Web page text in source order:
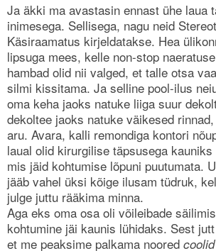
Ja äkki ma avastasin ennast ühe laua
inimesega. Sellisega, nagu neid
Käsiraamatus kirjeldatakse. Hea
lipsuga mees, kelle non-stop
hambad olid nii valged, et talle otsa
silmi kissitama. Ja selline pool-ilus
oma keha jaoks natuke liiga suur
dekoltee jaoks natuke väikesed
aru. Avara, kalli remondiga kontori
laual olid kirurgilise täpsusega
mis jäid kohtumise lõpuni puutumata.
jääb vahel üksi kõige ilusam tüdruk,
julge juttu rääkima minna.
Aga eks oma osa oli võileibade
kohtumine jäi kaunis lühidaks. Sest
et me peaksime palkama noored coolid